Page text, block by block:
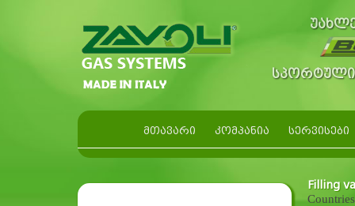
სპორტული
ᲛᲗᲐᲕᲐᲠᲘ ᲙᲝᲛᲞᲐᲜᲘᲐ ᲡᲔᲠᲕᲘᲡᲔᲑᲘ
Filling